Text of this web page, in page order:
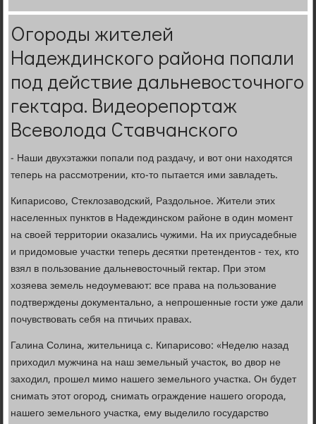
Огороды жителей
Надеждинского района попали
под действие дальневосточного
гектара. Видеорепортаж
Всеволода Ставчанского
- Наши двухэтажки попали под раздачу, и вот они находятся
теперь на рассмотрении, кто-то пытается ими завладеть.
Кипарисово, Стеклозаводский, Раздольное. Жители этих
населенных пунктов в Надеждинском районе в один момент
на своей территории оказались чужими. На их приусадебные
и придомовые участки теперь десятки претендентов - тех, кто
взял в пользование дальневосточный гектар. При этом
хозяева земель недоумевают: все права на пользование
подтверждены документально, а непрошенные гости уже дали
почувствовать себя на птичьих правах.
Галина Солина, жительница с. Кипарисово: «Неделю назад
приходил мужчина на наш земельный участок, во двор не
заходил, прошел мимо нашего земельного участка. Он будет
снимать этот огород, снимать ограждение нашего огорода,
нашего земельного участка, ему выделило государство